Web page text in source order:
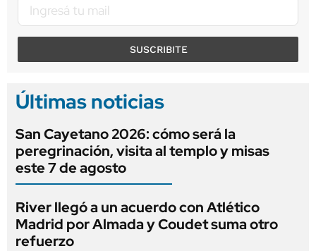
SUSCRIBITE
Últimas noticias
San Cayetano 2026: cómo será la
peregrinación, visita al templo y misas
este 7 de agosto
River llegó a un acuerdo con Atlético
Madrid por Almada y Coudet suma otro
refuerzo